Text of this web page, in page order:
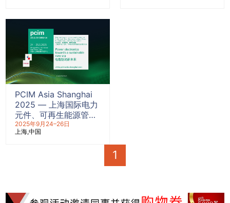
PCIM Asia Shanghai
2025 — 上海国际电力
元件、可再生能源管理
展览会
2025年9月24–26日
上海 中国
1